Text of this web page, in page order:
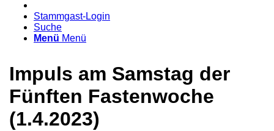
Stammgast-Login
Suche
Menü Menü
Impuls am Samstag der
Fünften Fastenwoche
(1.4.2023)